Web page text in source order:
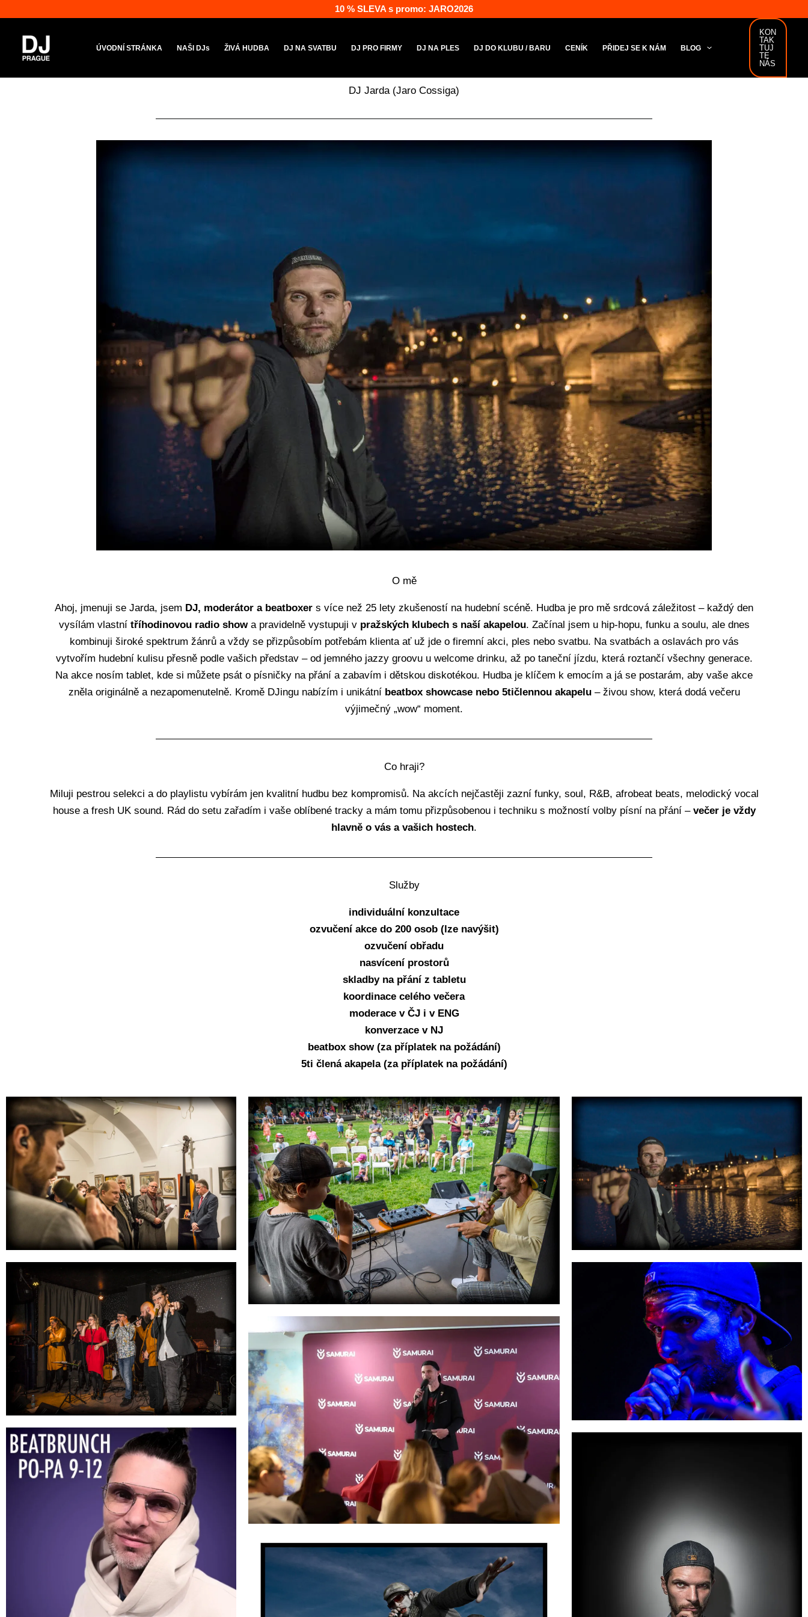
obsah
10 % SLEVA s promo: JARO2026
ÚVODNÍ STRÁNKA NAŠI DJs ŽIVÁ HUDBA DJ NA SVATBU DJ PRO FIRMY DJ NA PLES DJ DO KLUBU / BARU CENÍK PŘIDEJ SE K NÁM BLOG
KON
TAK
TUJ
TE
NÁS
DJ Jarda (Jaro Cossiga)
O mě
Ahoj, jmenuji se Jarda, jsem DJ, moderátor a beatboxer s více než 25 lety zkušeností na hudební scéně. Hudba je pro mě srdcová záležitost – každý den
vysílám vlastní tříhodinovou radio showa pravidelně vystupuji v pražských klubech s naší akapelou. Začínal jsem u hip-hopu, funku a soulu, ale dnes
kombinuji široké spektrum žánrů a vždy se přizpůsobím potřebám klienta ať už jde o firemní akci, ples nebo svatbu. Na svatbách a oslavách pro vás
vytvořím hudební kulisu přesně podle vašich představ – od jemného jazzy groovu u welcome drinku, až po taneční jízdu, která roztančí všechny generace.
Na akce nosím tablet, kde si můžete psát o písničky na přání a zabavím i dětskou diskotékou. Hudba je klíčem k emocím a já se postarám, aby vaše akce
zněla originálně a nezapomenutelně. Kromě DJingu nabízím i unikátní beatbox showcase nebo 5tičlennou akapelu– živou show, která dodá večeru
výjimečný „wow“ moment.
Co hraji?
Miluji pestrou selekci a do playlistu vybírám jen kvalitní hudbu bez kompromisů. Na akcích nejčastěji zazní funky, soul, R&B, afrobeat beats, melodický vocal
house a fresh UK sound. Rád do setu zařadím i vaše oblíbené tracky a mám tomu přizpůsobenou i techniku s možností volby písní na přání – večer je vždy
hlavně o vás a vašich hostech.
Služby
individuální konzultace
ozvučení akce do 200 osob (lze navýšit)
ozvučení obřadu
nasvícení prostorů
skladby na přání z tabletu
koordinace celého večera
moderace v ČJ i v ENG
konverzace v NJ
beatbox show (za příplatek na požádání)
5ti člená akapela (za příplatek na požádání)